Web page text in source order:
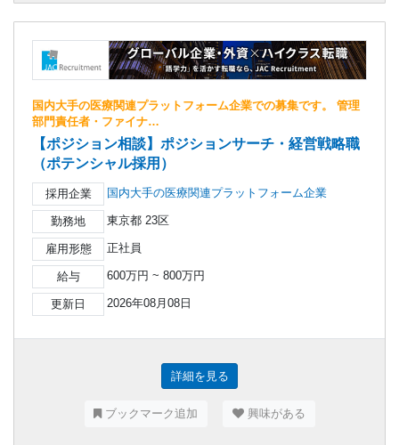
国内大手の医療関連プラットフォーム企業での募集です。 管理
部門責任者・ファイナ…
【ポジション相談】ポジションサーチ・経営戦略職
（ポテンシャル採用）
採用企業 国内大手の医療関連プラットフォーム企業
勤務地 東京都 23区
雇用形態 正社員
給与 600万円 ~ 800万円
更新日 2026年08月08日
詳細を見る
ブックマーク追加 興味がある